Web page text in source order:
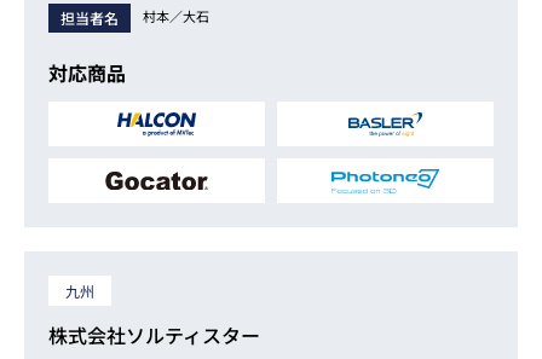
担当者名 村本／大石
対応商品
九州
株式会社ソルティスター